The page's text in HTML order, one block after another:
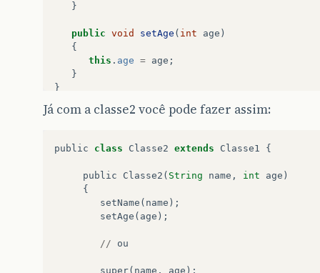
}
public void setAge ( int age )
{
this . age = age ;
}
}
Já com a classe2 você pode fazer assim:
public class Classe2 extends Classe1 {
public Classe2 ( String name , int age )
{
setName ( name );
setAge ( age );
// ou
super( name , age );